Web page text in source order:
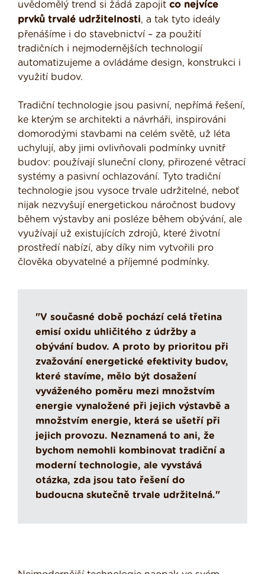
uvědomělý trend si žádá zapojit co nejvíce
prvků trvalé udržitelnosti, a tak tyto ideály
přenášíme i do stavebnictví – za použití
tradičních i nejmodernějších technologií
automatizujeme a ovládáme design, konstrukci i
využití budov.
Tradiční technologie jsou pasivní, nepřímá řešení,
ke kterým se architekti a návrháři, inspirováni
domorodými stavbami na celém světě, už léta
uchylují, aby jimi ovlivňovali podmínky uvnitř
budov: používají sluneční clony, přirozené větrací
systémy a pasivní ochlazování. Tyto tradiční
technologie jsou vysoce trvale udržitelné, neboť
nijak nezvyšují energetickou náročnost budovy
během výstavby ani posléze během obývání, ale
využívají už existujících zdrojů, které životní
prostředí nabízí, aby díky nim vytvořili pro
člověka obyvatelné a příjemné podmínky.
"V současné době pochází celá třetina
emisí oxidu uhličitého z údržby a
obývání budov. A proto by prioritou při
zvažování energetické efektivity budov,
které stavíme, mělo být dosažení
vyváženého poměru mezi množstvím
energie vynaložené při jejich výstavbě a
množstvím energie, která se ušetří při
jejich provozu. Neznamená to ani, že
bychom nemohli kombinovat tradiční a
moderní technologie, ale vyvstává
otázka, zda jsou tato řešení do
budoucna skutečně trvale udržitelná."